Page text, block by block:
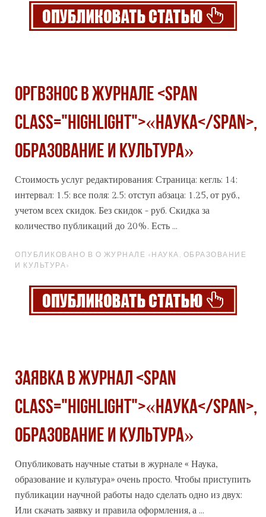
Оргвзнос в журнале <span
class="highlight">«Наука</span>,
образование и культура»
Стоимость услуг редактирования: Страница: кегль: 14;
интервал: 1.5; все поля: 2.5; отступ абзаца: 1.25, от руб.,
учетом всех скидок. Без скидок - руб. Скидка за
количество публикаций до 20%. Есть ...
ОПУБЛИКОВАНО В О ЖУРНАЛЕ «НАУКА, ОБРАЗОВАНИЕ
И КУЛЬТУРА»
Заявка в журнал <span
class="highlight">«Наука</span>,
образование и культура»
Опубликовать научные статьи в журнале « Наука,
образование и культура» очень просто. Чтобы приступить
публикации научной работы надо сделать одно из двух:
Или скачать заявку и правила оформления, а ...